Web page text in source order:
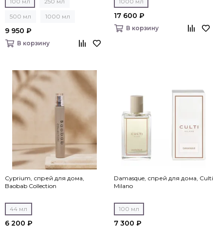
500 мл 1000 мл
9 950 ₽
В корзину
17 600 ₽
В корзину
Cyprium, спрей для дома,
Baobab Collection
44 мл
6 200 ₽
Damasque, спрей для дома, Culti
Milano
100 мл
7 300 ₽